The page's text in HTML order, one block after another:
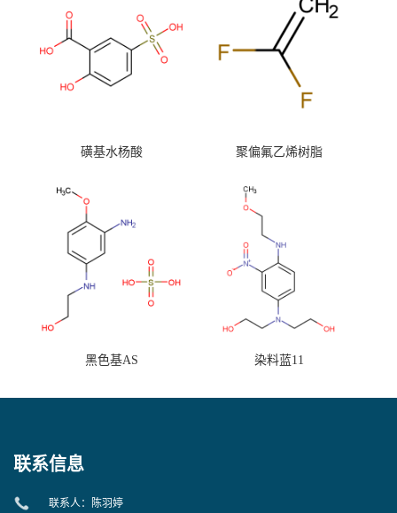
磺基水杨酸 聚偏氟乙烯树脂
黑色基AS 染料蓝11
联系信息
联系人：陈羽婷